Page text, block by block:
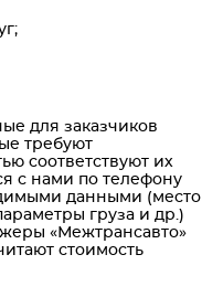
для заказчиков
требуют
соответствуют их
с нами по телефону
данными (место
груза и др.)
«Межтрансавто»
стоимость